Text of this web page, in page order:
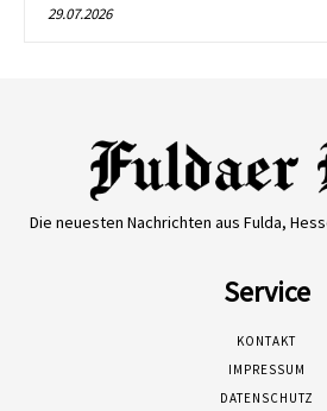
29.07.2026
Die neuesten Nachrichten aus Fulda,
Service
KONTAKT
IMPRESSUM
DATENSCHUTZ